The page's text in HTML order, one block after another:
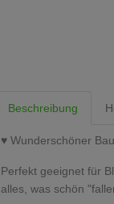
Beschreibung
♥ Wunderschöner
Perfekt geeignet für
alles, was schön